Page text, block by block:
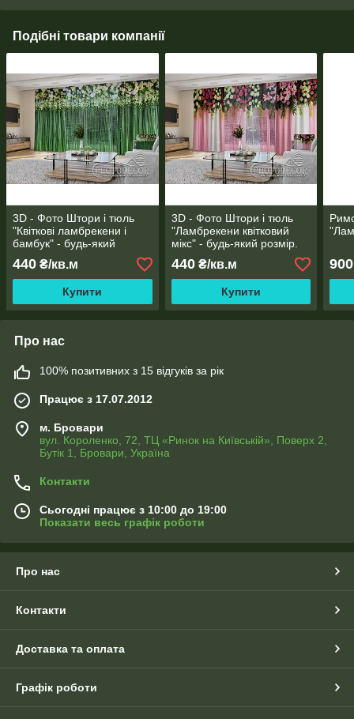
Подібні товари компанії
3D - Фото Штори і тюль
"Квіткові ламбрекени і
бамбук" - будь-який
розмір. Читаємо опис!
440 ₴/кв.м
Купити
3D - Фото Штори і тюль
"Ламбрекени квітковий
мікс" - будь-який розмір.
Читаємо опис!
440₴/кв.м
Купити
900
Про нас
100% позитивних з 15 відгуків за рік
Працює з 17.07.2012
м. Бровари
вул. Короленко, 72, ТЦ «Ринок на Київській», Поверх 2,
Бутік 1, Бровари, Україна
Контакти
Сьогодні працює з 10:00 до 19:00
Показати весь графік роботи
Про нас
Контакти
Доставка та оплата
Графік роботи